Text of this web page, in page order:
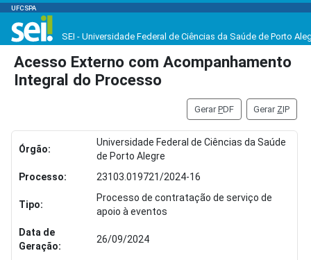
UFCSPA
SEI - Universidade Federal de Ciências da Saúde de Porto
Acesso Externo com Acompanhamento
Integral do Processo
GerarPDF Gerar ZIP
Órgão:
Universidade Federal de Ciências da Saúde
de Porto Alegre
Processo:
23103.019721/2024-16
Tipo:
Processo de contratação de serviço de
apoio à eventos
Data de
Geração:
26/09/2024